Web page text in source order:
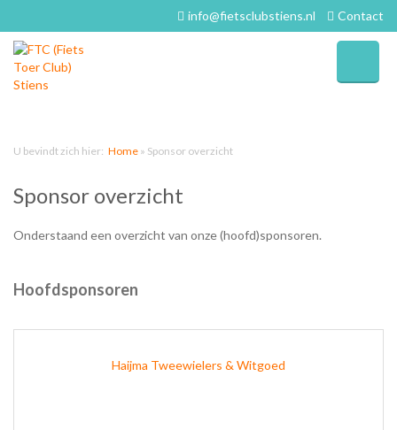
info@fietsclubstiens.nl Contact
U bevindt zich hier: Home » Sponsor overzicht
Sponsor overzicht
Onderstaand een overzicht van onze (hoofd)sponsoren.
Hoofdsponsoren
Haijma Tweewielers & Witgoed